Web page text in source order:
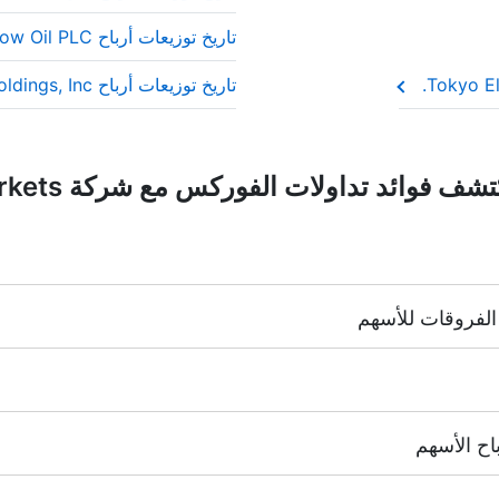
تاريخ توزيعات أرباح Tullow Oil PLC
تاريخ توزيعات أرباح JX Holdings, Inc.
TSE(اليابان).